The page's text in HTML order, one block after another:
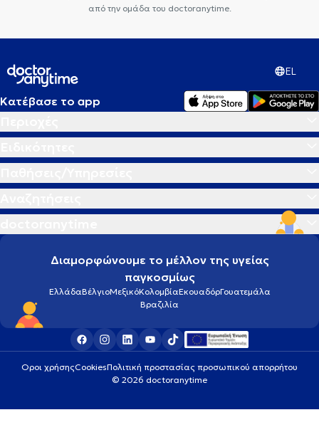
από την ομάδα του doctoranytime.
EL
Κατέβασε το app
Διαμορφώνουμε το μέλλον της υγείας
παγκοσμίως
ΕλλάδαΒέλγιοΜεξικόΚολομβίαΕκουαδόρΓουατεμάλα
Βραζιλία
Οροι χρήσηςCookiesΠολιτική προστασίας προσωπικού απορρήτου
© 2026 doctoranytime